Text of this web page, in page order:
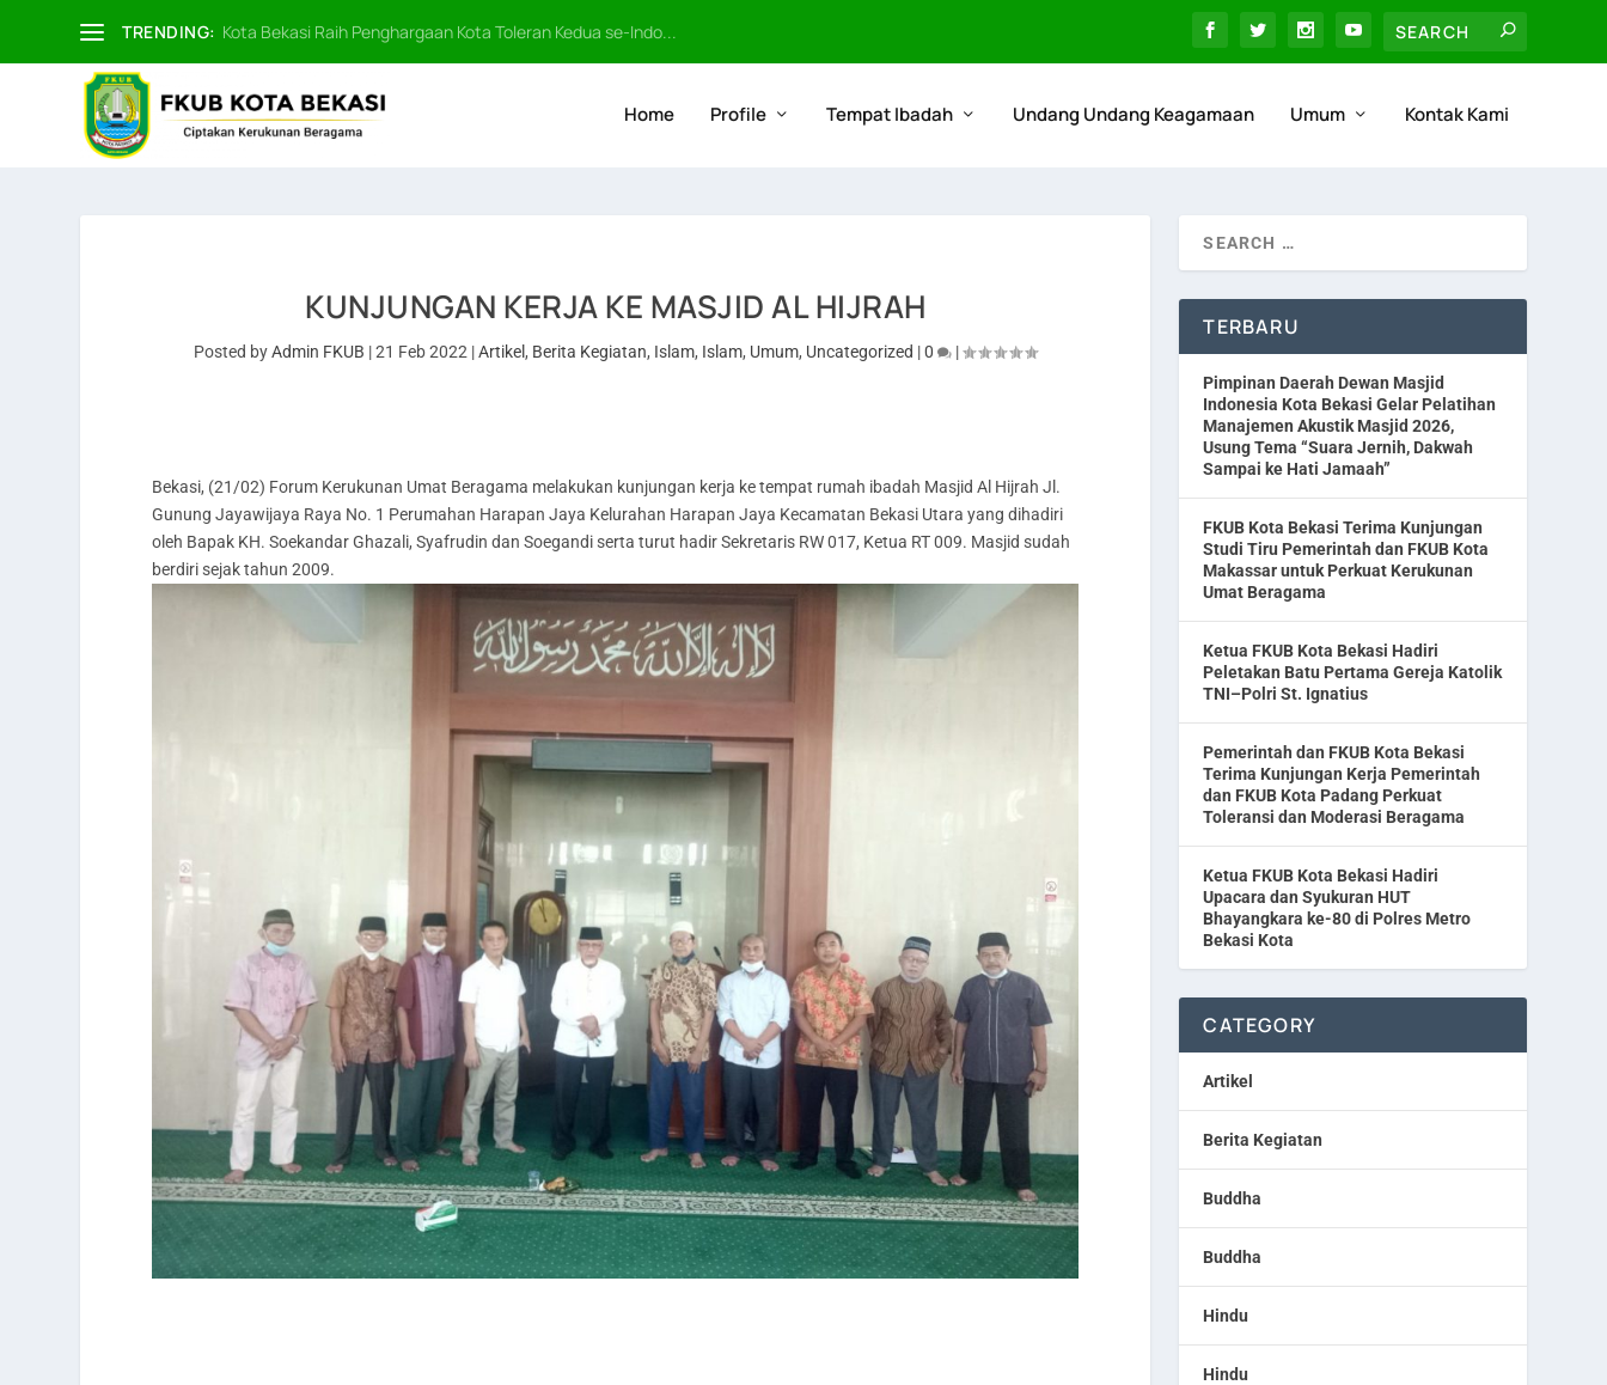
TRENDING: Kota Bekasi Raih Penghargaan Kota Toleran Kedua se-Indo...
Home Profile Tempat Ibadah Undang Undang Keagamaan Umum Kontak Kami
KUNJUNGAN KERJA KE MASJID AL HIJRAH
Posted byAdmin FKUB |21 Feb 2022 |Artikel , Berita Kegiatan, Islam, Islam, Umum, Uncategorized |0 |
Bekasi, (21/02) Forum Kerukunan Umat Beragama melakukan kunjungan kerja ke tempat rumah ibadah Masjid Al Hijrah Jl.
Gunung Jayawijaya Raya No. 1 Perumahan Harapan Jaya Kelurahan Harapan Jaya Kecamatan Bekasi Utara yang dihadiri
oleh Bapak KH. Soekandar Ghazali, Syafrudin dan Soegandi serta turut hadir Sekretaris RW 017, Ketua RT 009. Masjid sudah
berdiri sejak tahun 2009.
TERBARU
Pimpinan Daerah Dewan Masjid
Indonesia Kota Bekasi Gelar Pelatihan
Manajemen Akustik Masjid 2026,
Usung Tema “Suara Jernih, Dakwah
Sampai ke Hati Jamaah”
FKUB Kota Bekasi Terima Kunjungan
Studi Tiru Pemerintah dan FKUB Kota
Makassar untuk Perkuat Kerukunan
Umat Beragama
Ketua FKUB Kota Bekasi Hadiri
Peletakan Batu Pertama Gereja Katolik
TNI–Polri St. Ignatius
Pemerintah dan FKUB Kota Bekasi
Terima Kunjungan Kerja Pemerintah
dan FKUB Kota Padang Perkuat
Toleransi dan Moderasi Beragama
Ketua FKUB Kota Bekasi Hadiri
Upacara dan Syukuran HUT
Bhayangkara ke-80 di Polres Metro
Bekasi Kota
CATEGORY
Artikel
Berita Kegiatan
Buddha
Buddha
Hindu
Hindu